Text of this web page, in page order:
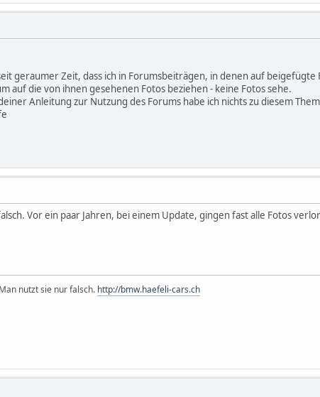
geraumer Zeit, dass ich in Forumsbeiträgen, in denen auf
auf die von ihnen gesehenen Fotos beziehen - keine Fotos sehe.
Anleitung zur Nutzung des Forums habe ich nichts zu diesem
Vor ein paar Jahren, bei einem Update, gingen fast alle Fotos
nutzt sie nur falsch. http://bmw.haefeli-cars.ch